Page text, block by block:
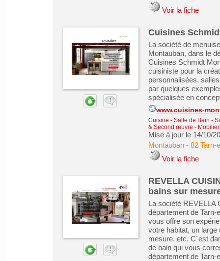
Voir la fiche
Cuisines
La société de
Montauban, dans le
Cuisines Schmidt
cuisiniste pour la
personnalisées,
par quelques
spécialisée en
www.cuisines-
Cuisine - Salle de Bain -
& Second œuvre -
Mise à jour le 14/10/
Montauban- 82 Tarn-
Voir la fiche
REVELLA
bains sur
La société REVELLA
département de
vous offre son
votre habitat, un
mesure, etc. C´est
de bain qui vous
département de Tarn-